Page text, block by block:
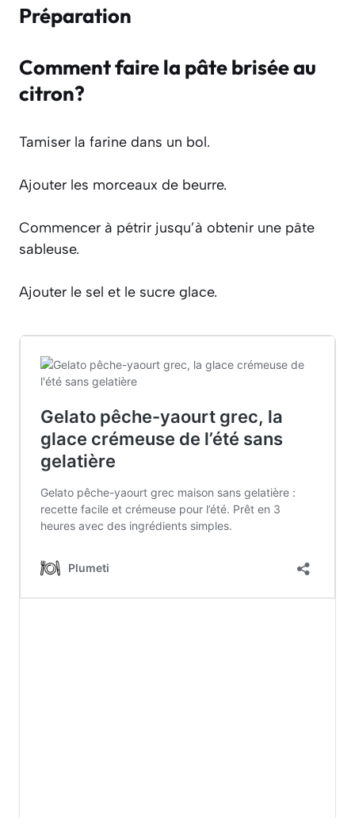
Préparation
Comment faire la pâte brisée au
citron?
Tamiser la farine dans un bol.
Ajouter les morceaux de beurre.
Commencer à pétrir jusqu’à obtenir une pâte
sableuse.
Ajouter le sel et le sucre glace.